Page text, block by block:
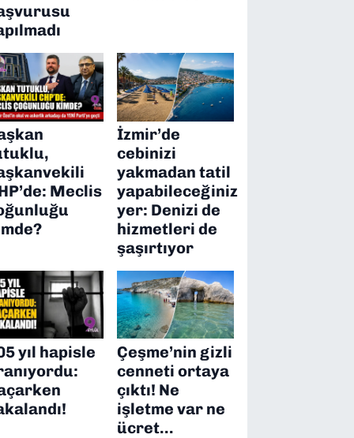
Meclis
İzmir’de
cebinizi
yakmadan tatil
yapabileceğiniz
yer: Denizi de
hizmetleri de
şaşırtıyor
yıl hapisle
Çeşme’nin gizli
cenneti ortaya
çıktı! Ne
işletme var ne
ücret…